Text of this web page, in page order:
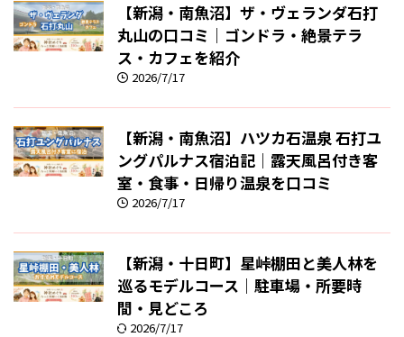
【新潟・南魚沼】ザ・ヴェランダ石打
丸山の口コミ｜ゴンドラ・絶景テラ
ス・カフェを紹介
2026/7/17
【新潟・南魚沼】ハツカ石温泉 石打ユ
ングパルナス宿泊記｜露天風呂付き客
室・食事・日帰り温泉を口コミ
2026/7/17
【新潟・十日町】星峠棚田と美人林を
巡るモデルコース｜駐車場・所要時
間・見どころ
2026/7/17